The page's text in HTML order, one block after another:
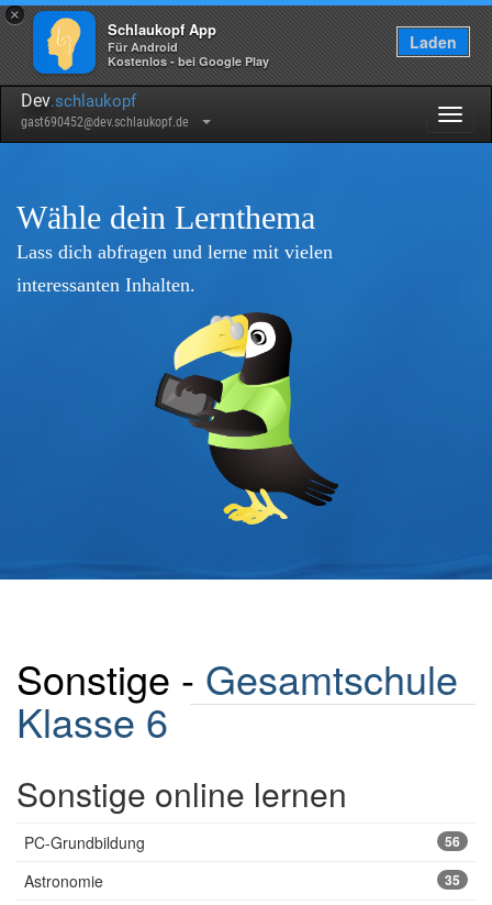
×
Schlaukopf App
Für Android
Kostenlos - bei Google Play
Laden
Dev.schlaukopf
gast690452@dev.schlaukopf.de
Wähle dein Lernthema
Lass dich abfragen und lerne mit vielen
interessanten Inhalten.
Sonstige - Gesamtschule
Klasse 6
Sonstige online lernen
PC-Grundbildung 56
Astronomie 35